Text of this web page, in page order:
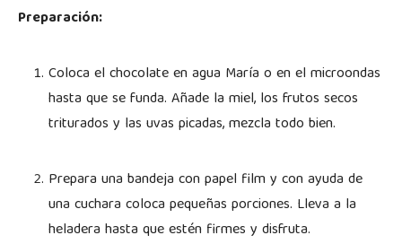
Preparación:
Coloca el chocolate en agua María o en el microondas
hasta que se funda. Añade la miel, los frutos secos
triturados y las uvas picadas, mezcla todo bien.
Prepara una bandeja con papel film y con ayuda de
una cuchara coloca pequeñas porciones. Lleva a la
heladera hasta que estén firmes y disfruta.